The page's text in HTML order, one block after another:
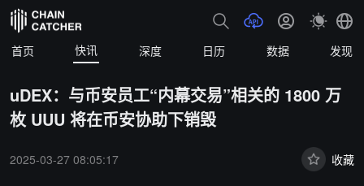
首页 快讯 深度 日历 数据 发现
uDEX：与币安员工“内幕交易”相关的 1800 万
枚 UUU 将在币安协助下销毁
2025-03-27 08:05:17 收藏